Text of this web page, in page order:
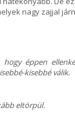
nagy zajjal
éppen
kisebbé válik.
eltörpül.